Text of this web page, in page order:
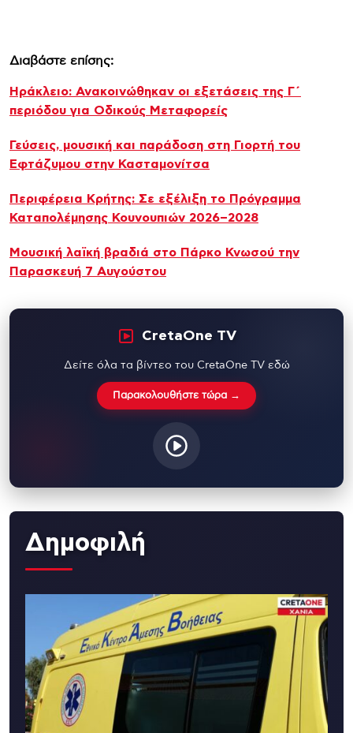
Διαβάστε επίσης:
Ηράκλειο: Ανακοινώθηκαν οι εξετάσεις της Γ΄
περιόδου για Οδικούς Μεταφορείς
Γεύσεις, μουσική και παράδοση στη Γιορτή του
Εφτάζυμου στην Κασταμονίτσα
Περιφέρεια Κρήτης: Σε εξέλιξη το Πρόγραμμα
Καταπολέμησης Κουνουπιών 2026–2028
Μουσική λαϊκή βραδιά στο Πάρκο Κνωσού την
Παρασκευή 7 Αυγούστου
CretaOne TV
Δείτε όλα τα βίντεο του CretaOne TV εδώ
Παρακολουθήστε τώρα →
Δημοφιλή